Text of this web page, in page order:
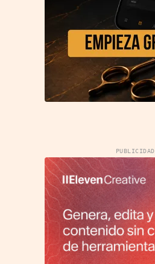
PUBLICIDAD